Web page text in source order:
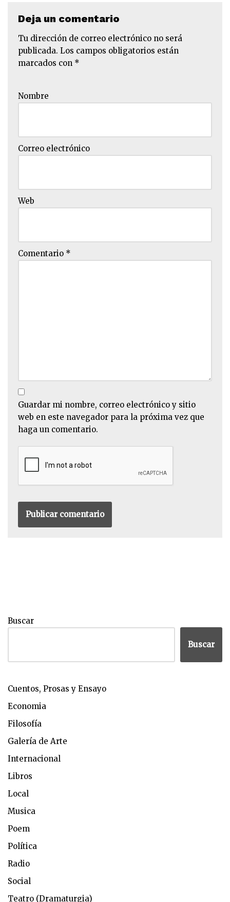
Deja un comentario
Tu dirección de correo electrónico no será
publicada. Los campos obligatorios están
marcados con *
Nombre
Correo electrónico
Web
Comentario *
Guardar mi nombre, correo electrónico y sitio
web en este navegador para la próxima vez que
haga un comentario.
Buscar
Buscar
Cuentos, Prosas y Ensayo
Economia
Filosofía
Galería de Arte
Internacional
Libros
Local
Musica
Poem
Política
Radio
Social
Teatro (Dramaturgia)